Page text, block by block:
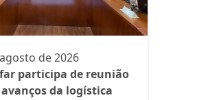
de 2026
participa de reunião
da logística